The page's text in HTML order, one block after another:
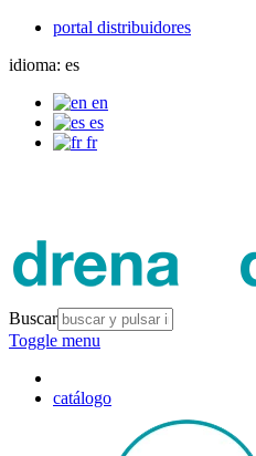
portal distribuidores
idioma: es
en
es
fr
Buscar
Toggle menu
catálogo